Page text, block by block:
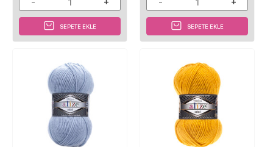
SEPETE EKLE SEPETE EKLE